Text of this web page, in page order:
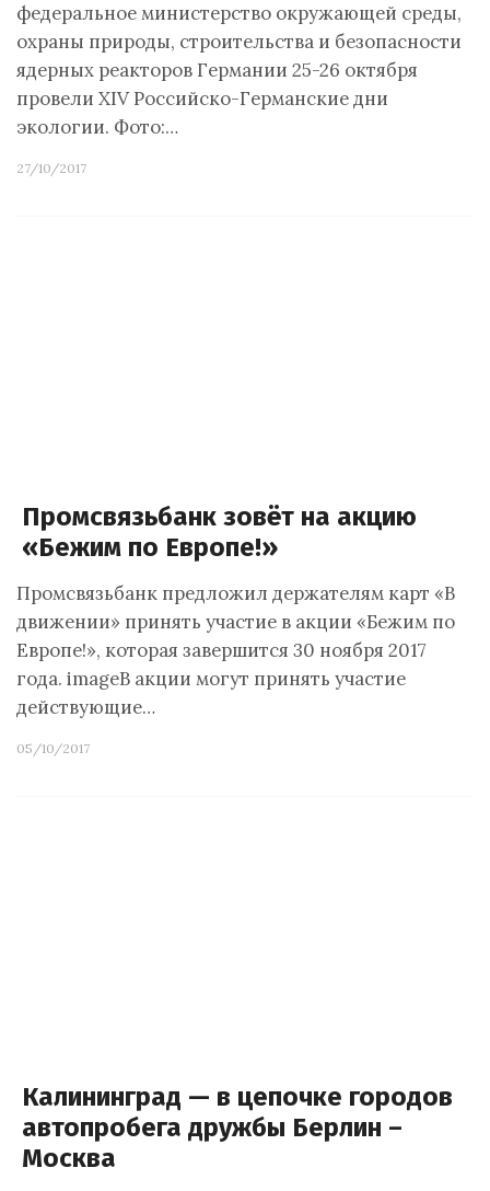
федеральное министерство окружающей среды,
охраны природы, строительства и безопасности
ядерных реакторов Германии 25-26 октября
провели XIV Российско-Германские дни
экологии. Фото:…
27/10/2017
Промсвязьбанк зовёт на акцию
«Бежим по Европе!»
Промсвязьбанк предложил держателям карт «В
движении» принять участие в акции «Бежим по
Европе!», которая завершится 30 ноября 2017
года. imageВ акции могут принять участие
действующие…
05/10/2017
Калининград — в цепочке городов
автопробега дружбы Берлин –
Москва